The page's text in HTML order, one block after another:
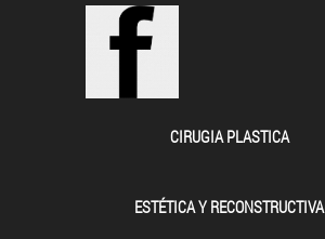
CIRUGIA PLASTICA
ESTÉTICA Y RECONSTRUCTIVA